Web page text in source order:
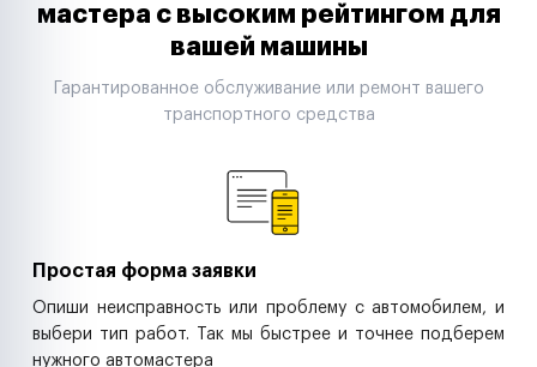
Автодилеры
Строительные компании
Аренда спецтехники
мастера с высоким рейтингом для
вашей машины
Гарантированное обслуживание или ремонт вашего
транспортного средства
Простая форма заявки
Опиши неисправность или проблему с автомобилем, и
выбери тип работ. Так мы быстрее и точнее подберем
нужного автомастера